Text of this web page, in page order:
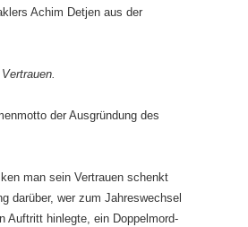
Achim Detjen aus der
der Ausgründung des
man sein Vertrauen schenkt
darüber, wer zum Jahreswechsel
Auftritt hinlegte, ein Doppelmord­